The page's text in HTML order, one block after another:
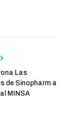
Las
de Sinopharm a
MINSA